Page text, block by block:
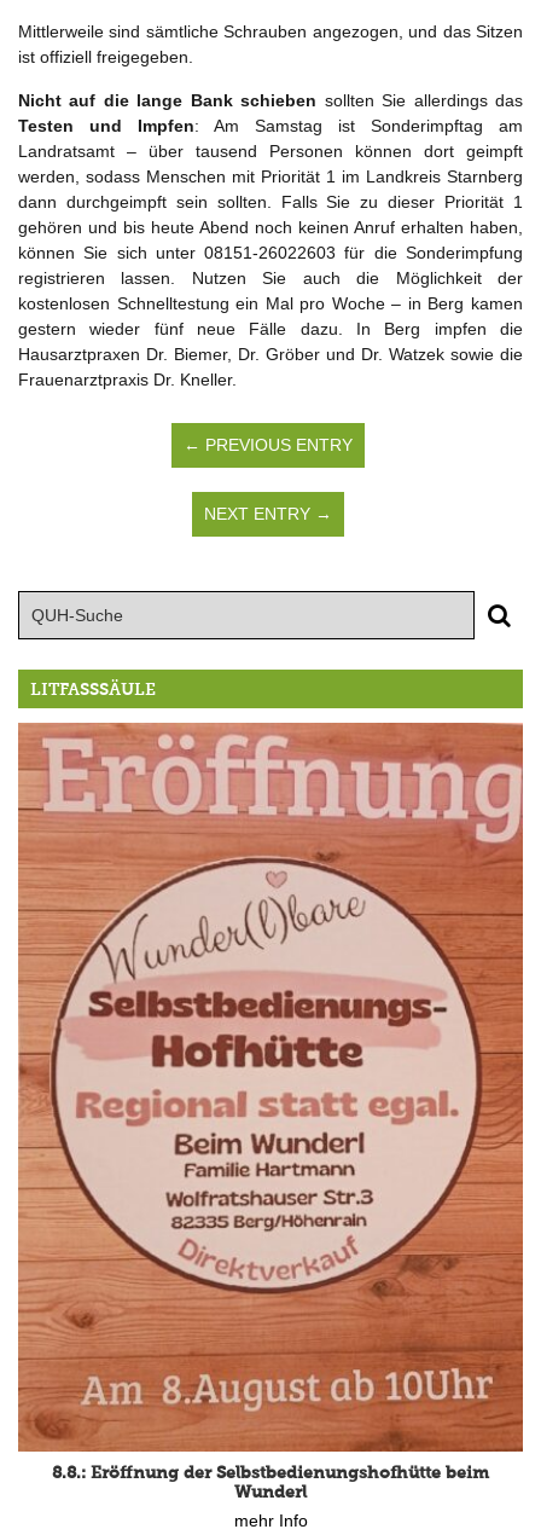
Mittlerweile sind sämtliche Schrauben angezogen, und das Sitzen
ist offiziell freigegeben.
Nicht auf die lange Bank schieben sollten Sie allerdings das
Testen und Impfen: Am Samstag ist Sonderimpftag am
Landratsamt – über tausend Personen können dort geimpft
werden, sodass Menschen mit Priorität 1 im Landkreis Starnberg
dann durchgeimpft sein sollten. Falls Sie zu dieser Priorität 1
gehören und bis heute Abend noch keinen Anruf erhalten haben,
können Sie sich unter 08151-26022603 für die Sonderimpfung
registrieren lassen. Nutzen Sie auch die Möglichkeit der
kostenlosen Schnelltestung ein Mal pro Woche – in Berg kamen
gestern wieder fünf neue Fälle dazu. In Berg impfen die
Hausarztpraxen Dr. Biemer, Dr. Gröber und Dr. Watzek sowie die
Frauenarztpraxis Dr. Kneller.
← PREVIOUS ENTRY
NEXT ENTRY →
LITFASSSÄULE
8.8.: Eröffnung der Selbstbedienungshofhütte beim
Wunderl
mehr Info